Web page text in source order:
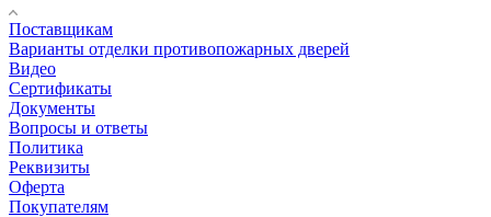
Поставщикам
Варианты отделки противопожарных дверей
Видео
Сертификаты
Документы
Вопросы и ответы
Политика
Реквизиты
Оферта
Покупателям